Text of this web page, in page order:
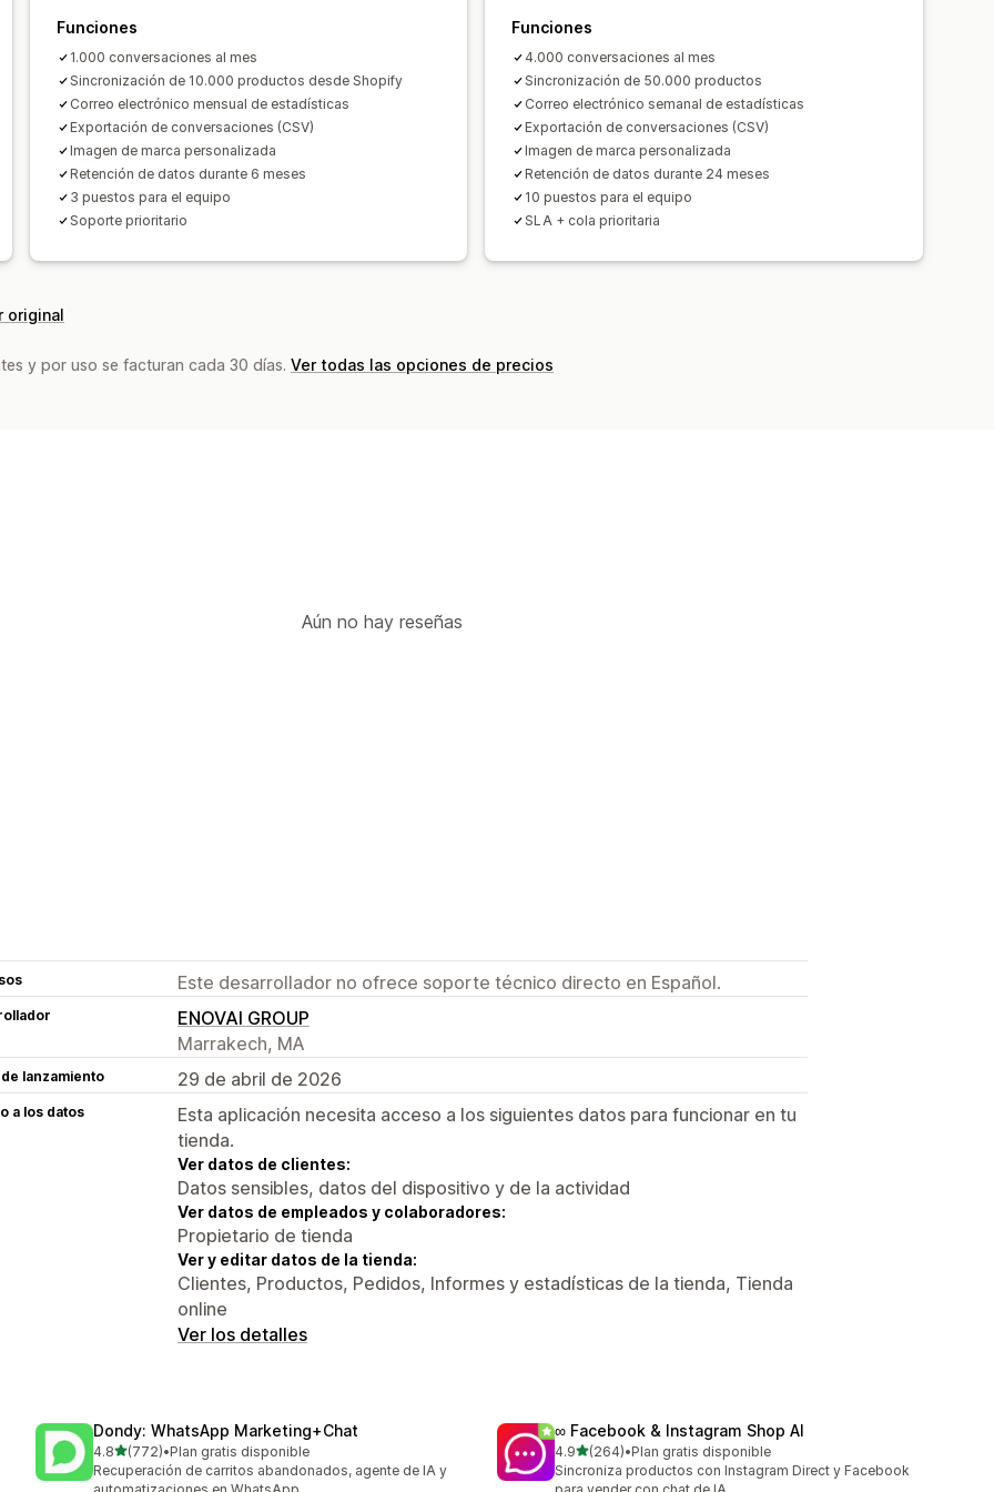
Funciones
1.000 conversaciones al mes
Sincronización de 10.000 productos desde Shopify
Correo electrónico mensual de estadísticas
Exportación de conversaciones (CSV)
Imagen de marca personalizada
Retención de datos durante 6 meses
3 puestos para el equipo
Soporte prioritario
Funciones
4.000 conversaciones al mes
Sincronización de 50.000 productos
Correo electrónico semanal de estadísticas
Exportación de conversaciones (CSV)
Imagen de marca personalizada
Retención de datos durante 24 meses
10 puestos para el equipo
SLA + cola prioritaria
original
y por uso se facturan cada 30 días. Ver todas las opciones de precios
Aún no hay reseñas
Este desarrollador no ofrece soporte técnico directo en Español.
ENOVAI GROUP
Marrakech, MA
lanzamiento 29 de abril de 2026
a los datos
Esta aplicación necesita acceso a los siguientes datos para funcionar en tu
tienda.
Ver datos de clientes:
Datos sensibles, datos del dispositivo y de la actividad
Ver datos de empleados y colaboradores:
Propietario de tienda
Ver y editar datos de la tienda:
Clientes, Productos, Pedidos, Informes y estadísticas de la tienda, Tienda
online
Ver los detalles
Dondy: WhatsApp Marketing+Chat
4.8de 5 estrellas
(772)
772 reseñas en total
•Plan gratis disponible
Recuperación de carritos abandonados, agente de IA y
∞ Facebook & Instagram Shop AI
4.9de 5 estrellas
(264)
264 reseñas en total
•Plan gratis disponible
Sincroniza productos con Instagram Direct y Facebook